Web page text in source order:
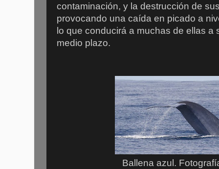
contaminación, y la destrucción de
provocando una caída en picado a
lo que conducirá a muchas de ellas a
medio plazo.
Ballena azul.